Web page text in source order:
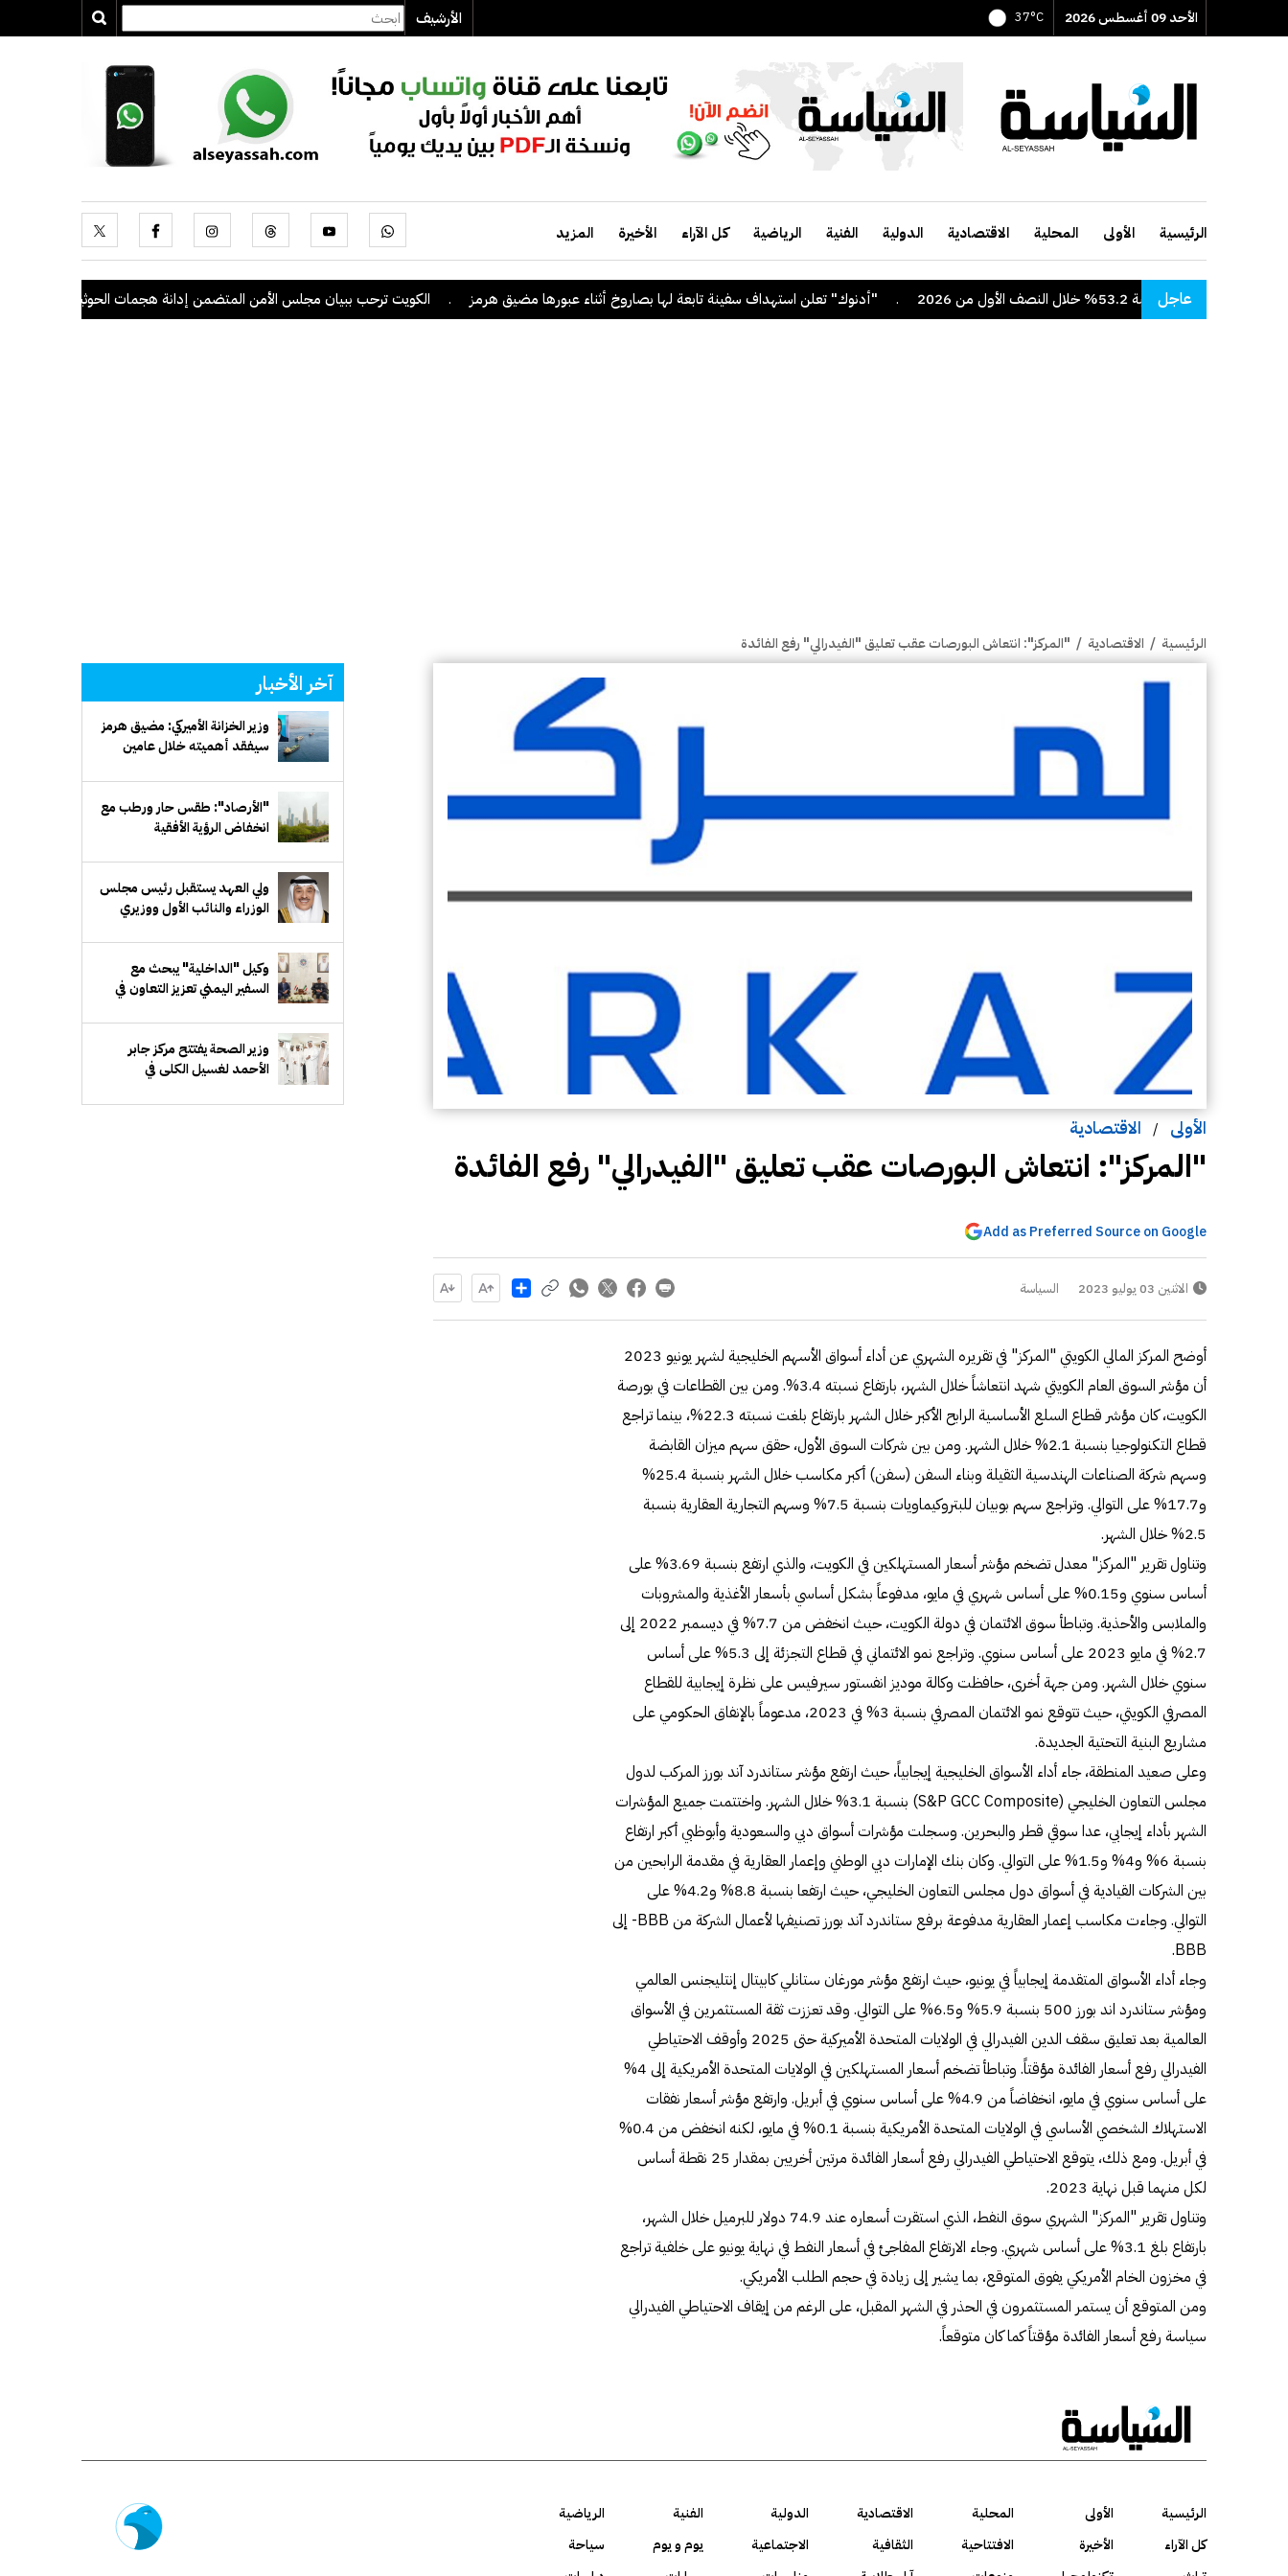
الأحد 09 أغسطس 2026 37°C الأرشيف
الرئيسية الأولى المحلية الاقتصادية الدولية الفنية الرياضية كل الآراء الأخيرة المزيد
عاجلخلال النصف الأول من 2026 . "أدنوك" تعلن استهداف سفينة تابعة لها بصاروخ أثناء عبورها مضيق هرمز . الكويت ترحب ببيان مجلس الأمن المتضمن إدانة هجمات الحوثيين على السعودية
الرئيسية / الاقتصادية / "المركز": انتعاش البورصات عقب تعليق "الفيدرالي" رفع الفائدة
الأولى / الاقتصادية
"المركز": انتعاش البورصات عقب تعليق "الفيدرالي" رفع الفائدة
Add as Preferred Source on Google
الاثنين 03 يوليو 2023 السياسة Share
أوضح المركز المالي الكويتي "المركز" في تقريره الشهري عن أداء أسواق الأسهم الخليجية لشهر يونيو 2023
أن مؤشر السوق العام الكويتي شهد انتعاشاً خلال الشهر، بارتفاع نسبته 3.4%. ومن بين القطاعات في بورصة
الكويت، كان مؤشر قطاع السلع الأساسية الرابح الأكبر خلال الشهر بارتفاع بلغت نسبته 22.3%، بينما تراجع
قطاع التكنولوجيا بنسبة 2.1% خلال الشهر. ومن بين شركات السوق الأول، حقق سهم ميزان القابضة
وسهم شركة الصناعات الهندسية الثقيلة وبناء السفن (سفن) أكبر مكاسب خلال الشهر بنسبة 25.4%
و17.7% على التوالي. وتراجع سهم بوبيان للبتروكيماويات بنسبة 7.5% وسهم التجارية العقارية بنسبة
2.5% خلال الشهر.
وتناول تقرير "المركز" معدل تضخم مؤشر أسعار المستهلكين في الكويت، والذي ارتفع بنسبة 3.69% على
أساس سنوي و0.15% على أساس شهري في مايو، مدفوعاً بشكل أساسي بأسعار الأغذية والمشروبات
والملابس والأحذية. وتباطأ سوق الائتمان في دولة الكويت، حيث انخفض من 7.7% في ديسمبر 2022 إلى
2.7% في مايو 2023 على أساس سنوي. وتراجع نمو الائتماني في قطاع التجزئة إلى 5.3% على أساس
سنوي خلال الشهر. ومن جهة أخرى، حافظت وكالة موديز انفستور سيرفيس على نظرة إيجابية للقطاع
المصرفي الكويتي، حيث تتوقع نمو الائتمان المصرفي بنسبة 3% في 2023، مدعوماً بالإنفاق الحكومي على
مشاريع البنية التحتية الجديدة.
وعلى صعيد المنطقة، جاء أداء الأسواق الخليجية إيجابياً، حيث ارتفع مؤشر ستاندرد آند بورز المركب لدول
مجلس التعاون الخليجي (S&P GCC Composite) بنسبة 3.1% خلال الشهر. واختتمت جميع المؤشرات
الشهر بأداء إيجابي، عدا سوقي قطر والبحرين. وسجلت مؤشرات أسواق دبي والسعودية وأبوظبي أكبر ارتفاع
بنسبة 6% و4% و1.5% على التوالي. وكان بنك الإمارات دبي الوطني وإعمار العقارية في مقدمة الرابحين من
بين الشركات القيادية في أسواق دول مجلس التعاون الخليجي، حيث ارتفعا بنسبة 8.8% و4.2% على
التوالي. وجاءت مكاسب إعمار العقارية مدفوعة برفع ستاندرد آند بورز تصنيفها لأعمال الشركة من BBB- إلى
BBB.
وجاء أداء الأسواق المتقدمة إيجابياً في يونيو، حيث ارتفع مؤشر مورغان ستانلي كابيتال إنتليجنس العالمي
ومؤشر ستاندرد اند بورز 500 بنسبة 5.9% و6.5% على التوالي. وقد تعززت ثقة المستثمرين في الأسواق
العالمية بعد تعليق سقف الدين الفيدرالي في الولايات المتحدة الأميركية حتى 2025 وأوقف الاحتياطي
الفيدرالي رفع أسعار الفائدة مؤقتاً. وتباطأ تضخم أسعار المستهلكين في الولايات المتحدة الأمريكية إلى 4%
على أساس سنوي في مايو، انخفاضاً من 4.9% على أساس سنوي في أبريل. وارتفع مؤشر أسعار نفقات
الاستهلاك الشخصي الأساسي في الولايات المتحدة الأمريكية بنسبة 0.1% في مايو، لكنه انخفض من 0.4%
في أبريل. ومع ذلك، يتوقع الاحتياطي الفيدرالي رفع أسعار الفائدة مرتين أخريين بمقدار 25 نقطة أساس
لكل منهما قبل نهاية 2023.
وتناول تقرير "المركز" الشهري سوق النفط، الذي استقرت أسعاره عند 74.9 دولار للبرميل خلال الشهر،
بارتفاع بلغ 3.1% على أساس شهري. وجاء الارتفاع المفاجئ في أسعار النفط في نهاية يونيو على خلفية تراجع
في مخزون الخام الأمريكي يفوق المتوقع، بما يشير إلى زيادة في حجم الطلب الأمريكي.
ومن المتوقع أن يستمر المستثمرون في الحذر في الشهر المقبل، على الرغم من إيقاف الاحتياطي الفيدرالي
سياسة رفع أسعار الفائدة مؤقتاً كما كان متوقعاً.
آخر الأخبار
وزير الخزانة الأميركي: ⁧‫مضيق هرمز‬⁩
سيفقد أهميته خلال عامين
"الأرصاد": طقس حار ورطب مع
انخفاض الرؤية الأفقية
ولي العهد يستقبل رئيس مجلس
الوزراء والنائب الأول ووزيري
وكيل "الداخلية" يبحث مع
السفير اليمني تعزيز التعاون في
‏وزير الصحة يفتتح مركز جابر
الأحمد لغسيل الكلى في
الرئيسية الأولى المحلية الاقتصادية الدولية الفنية
الرياضية
كل الآراء
الأخيرة الافتتاحية الثقافية الاجتماعية يوم و يوم
سياحة